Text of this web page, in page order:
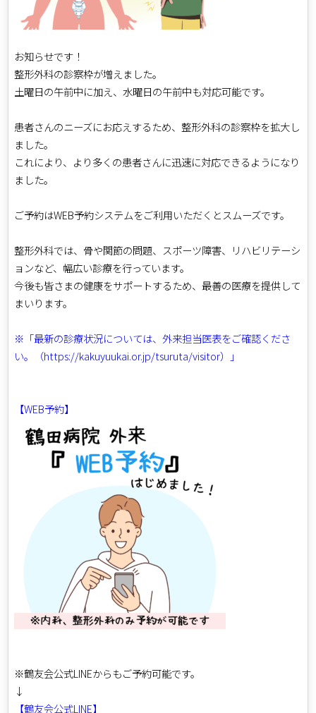
お知らせです！
整形外科の診察枠が増えました。
土曜日の午前中に加え、水曜日の午前中も対応可能です。
患者さんのニーズにお応えするため、整形外科の診察枠を拡大し
ました。
これにより、より多くの患者さんに迅速に対応できるようになり
ました。
ご予約はWEB予約システムをご利用いただくとスムーズです。
整形外科では、骨や関節の問題、スポーツ障害、リハビリテーシ
ョンなど、幅広い診療を行っています。
今後も皆さまの健康をサポートするため、最善の医療を提供して
まいります。
※「最新の診療状況については、外来担当医表をご確認くださ
い。（https://kakuyuukai.or.jp/tsuruta/visitor）」
【WEB予約】
※鶴友会公式LINEからもご予約可能です。
↓
【鶴友会公式LINE】